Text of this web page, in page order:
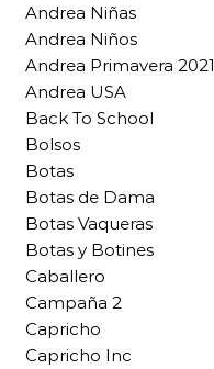
Andrea Niñas
Andrea Niños
Andrea Primavera 2021
Andrea USA
Back To School
Bolsos
Botas
Botas de Dama
Botas Vaqueras
Botas y Botines
Caballero
Campaña 2
Capricho
Capricho Inc